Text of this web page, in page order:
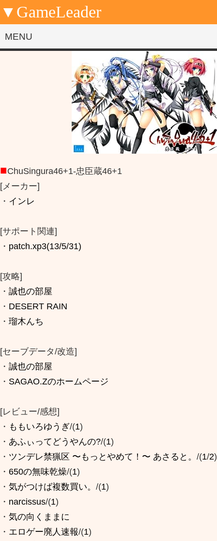
▼GameLeader
MENU
■ChuSingura46+1-忠臣蔵46+1
[メーカー]
・ インレ
[サポート関連]
・ patch.xp3(13/5/31)
[攻略]
・ 誠也の部屋
・ DESERT RAIN
・ 瑠木んち
[セーブデータ/改造]
・ 誠也の部屋
・ SAGAO.Zのホームページ
[レビュー/感想]
・ ももいろゆうぎ/(1)
・ あふぃってどうやんの?/(1)
・ ツンデレ禁猟区 〜もっとやめて！〜 あさると。 /(1/2)
・ 650の無味乾燥/(1)
・ 気がつけば複数買い。 /(1)
・ narcissus/(1)
・ 気の向くままに
・ エロゲー廃人速報/(1)